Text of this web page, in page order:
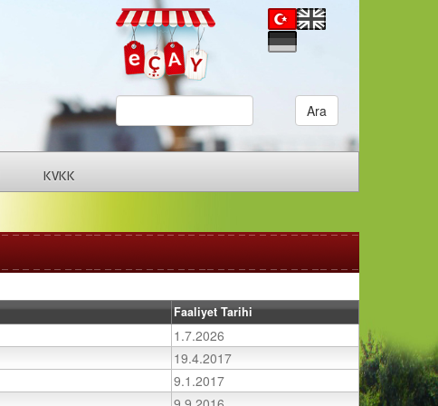
KVKK
Faaliyet Tarihi
1.7.2026
19.4.2017
9.1.2017